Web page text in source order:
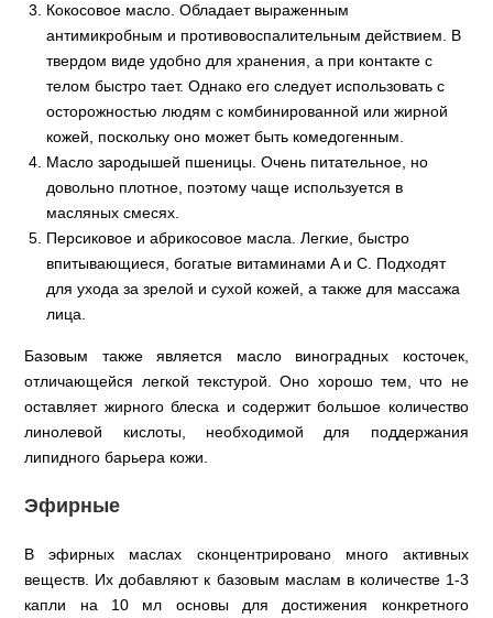
Кокосовое масло. Обладает выраженным
антимикробным и противовоспалительным действием. В
твердом виде удобно для хранения, а при контакте с
телом быстро тает. Однако его следует использовать с
осторожностью людям с комбинированной или жирной
кожей, поскольку оно может быть комедогенным.
Масло зародышей пшеницы. Очень питательное, но
довольно плотное, поэтому чаще используется в
масляных смесях.
Персиковое и абрикосовое масла. Легкие, быстро
впитывающиеся, богатые витаминами A и C. Подходят
для ухода за зрелой и сухой кожей, а также для массажа
лица.
Базовым также является масло виноградных косточек,
отличающейся легкой текстурой. Оно хорошо тем, что не
оставляет жирного блеска и содержит большое количество
линолевой кислоты, необходимой для поддержания
липидного барьера кожи.
Эфирные
В эфирных маслах сконцентрировано много активных
веществ. Их добавляют к базовым маслам в количестве 1-3
капли на 10 мл основы для достижения конкретного